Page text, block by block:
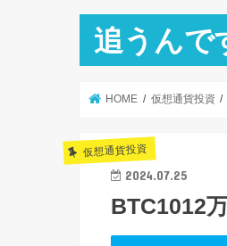
追うんで
HOME 仮想通貨投資
仮想通貨投資
2024.07.25
BTC1012